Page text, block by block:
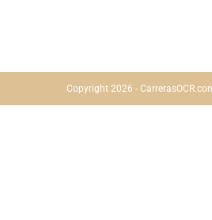
Copyright 2026 -